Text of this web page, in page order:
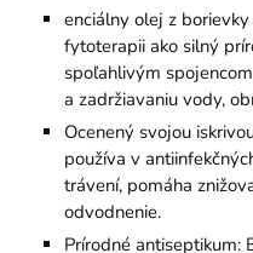
enciálny olej z
fytoterapii ako silný
spoľahlivým
a zadržiavaniu vody,
Ocenený svojou
používa v
trávení, pomáha
odvodnenie.
Prírodné antiseptikum: